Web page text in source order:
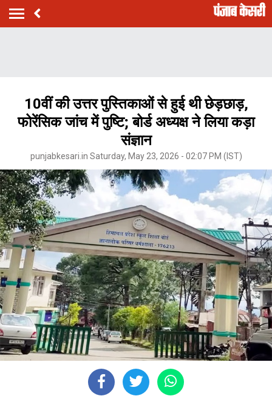
10वीं की उत्तर पुस्तिकाओं से हुई थी छेड़छाड़,
फोरेंसिक जांच में पुष्टि; बोर्ड अध्यक्ष ने लिया कड़ा
संज्ञान
punjabkesari.in Saturday, May 23, 2026 - 02:07 PM (IST)